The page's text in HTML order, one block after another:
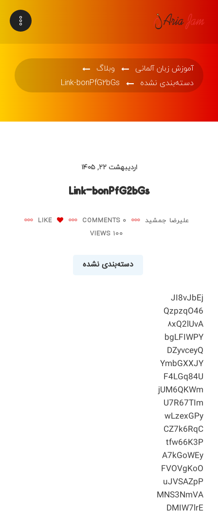
آموزش زبان آلمانی
وبلاگ
دسته‌بندی نشده
Link-bonPfG2bGs
اردیبهشت ۲۲, ۱۴۰۵
Link-bonPfG2bGs
علیرضا جمشید 0 COMMENTS
LIKE
100 VIEWS
دسته‌بندی نشده
JI8vJbEj
QzpzqO46
۸xQ2lUvA
bgLFIWPY
DZyvceyQ
YmbGXXJY
F4LGq84U
jUM6QKWm
U7R67TIm
wLzexGPy
CZ7k6RqC
tfw66K3P
A7kGoWEy
FVOVgKoO
uJVSAZpP
MNS3NmVA
DMIW7lrE